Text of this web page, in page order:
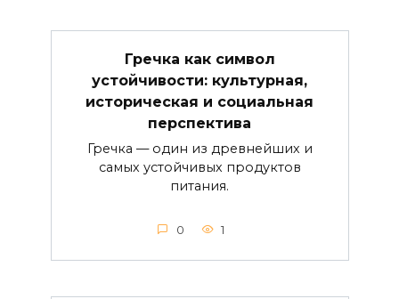
Гречка как символ
устойчивости: культурная,
историческая и социальная
перспектива
Гречка — один из древнейших и
самых устойчивых продуктов
питания.
0 1